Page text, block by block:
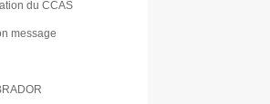
du CCAS
message